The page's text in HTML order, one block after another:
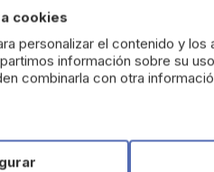
Añadir
Blefarix
cookies
personalizar el contenido y
información sobre su
combinarla con otra